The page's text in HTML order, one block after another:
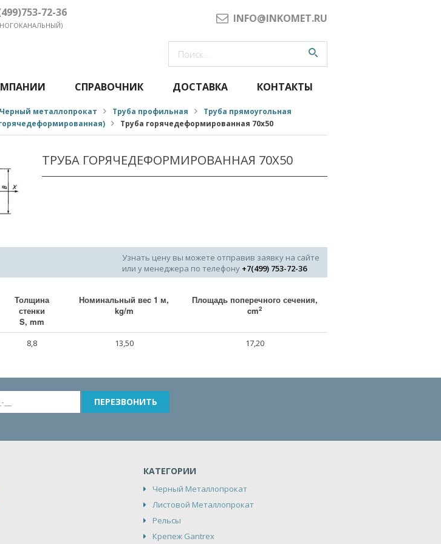
72-36 INFO@INKOMET.RU
СПРАВОЧНИК ДОСТАВКА КОНТАКТЫ
Черный металлопрокат Труба профильная
Труба прямоугольная
Труба горячедеформированная 70x50
ТРУБА ГОРЯЧЕДЕФОРМИРОВАННАЯ 70X50
Узнать цену вы можете отправив заявку на сайте
или у менеджера по телефону +7(499) 753-72-36
Толщина
стенки
S, mm
Номинальный веc 1 м,
kg/m
Площадь поперечного сечения,
cm2
8,8 13,50 17,20
КАТЕГОРИИ
Черный Металлопрокат
Листовой Металлопрокат
Рельсы
Крепеж Gantrex